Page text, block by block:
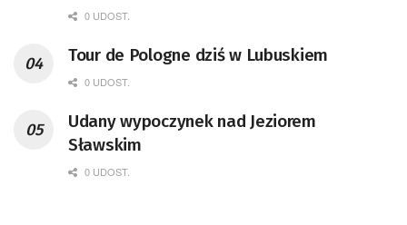
0 UDOST.
Tour de Pologne dziś w Lubuskiem
0 UDOST.
Udany wypoczynek nad Jeziorem
Sławskim
0 UDOST.